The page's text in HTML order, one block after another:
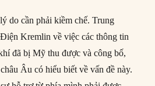
do cần phải kiềm chế. Trung
Kremlin về việc các thông tin
đã bị Mỹ thu được và công bố,
Âu có hiểu biết về vấn đề này.